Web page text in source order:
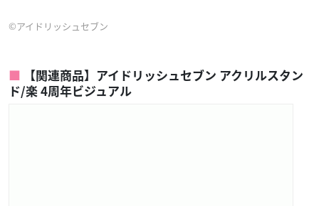
©アイドリッシュセブン
【関連商品】アイドリッシュセブン アクリルスタン
ド/楽 4周年ビジュアル